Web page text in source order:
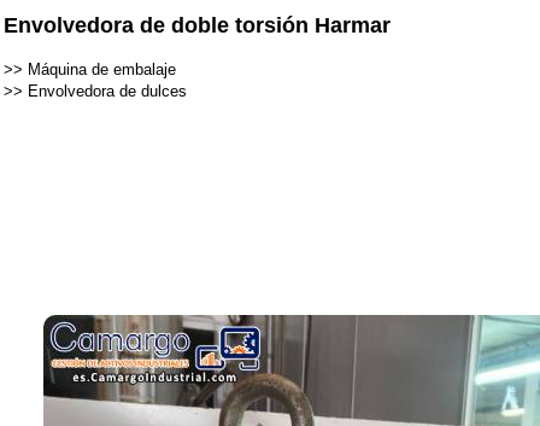
Envolvedora de doble torsión Harmar
>> Máquina de embalaje
>> Envolvedora de dulces